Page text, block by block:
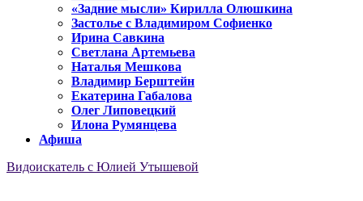
«Задние мысли» Кирилла Олюшкина
Застолье с Владимиром Софиенко
Ирина Савкина
Светлана Артемьева
Наталья Мешкова
Владимир Берштейн
Екатерина Габалова
Олег Липовецкий
Илона Румянцева
Афиша
Видоискатель с Юлией Утышевой